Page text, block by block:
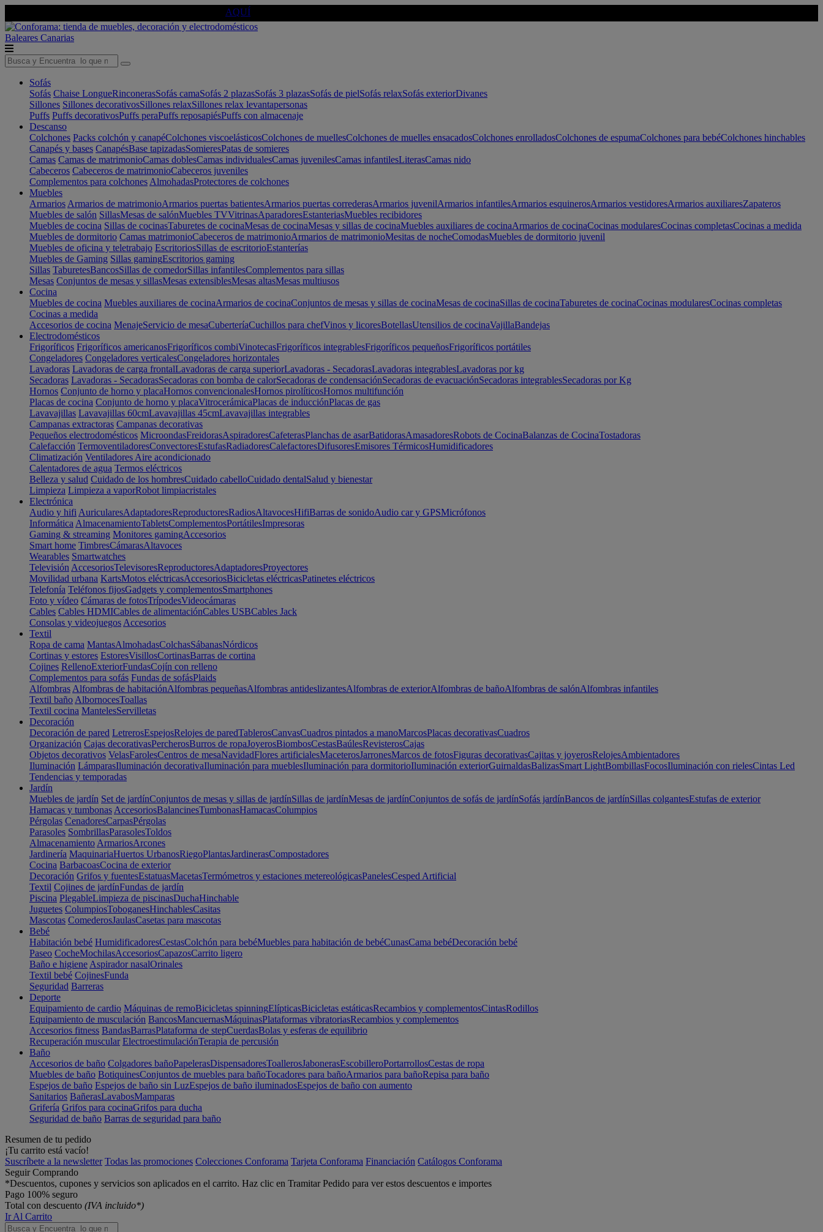
AQUÍ
Baleares Canarias
Sofás
Sofás Chaise LongueRinconerasSofás camaSofás 2 plazasSofás 3 plazasSofás de pielSofás relaxSofás exteriorDivanes
Sillones Sillones decorativosSillones relaxSillones relax levantapersonas
Puffs Puffs decorativosPuffs peraPuffs reposapiésPuffs con almacenaje
Descanso
Colchones Packs colchón y canapéColchones viscoelásticosColchones de muellesColchones de muelles ensacadosColchones enrolladosColchones de espumaColchones para bebéColchones hinchables
Canapés y bases CanapésBase tapizadasSomieresPatas de somieres
Camas Camas de matrimonioCamas doblesCamas individualesCamas juvenilesCamas infantilesLiterasCamas nido
Cabeceros Cabeceros de matrimonioCabeceros juveniles
Complementos para colchones AlmohadasProtectores de colchones
Muebles
Armarios Armarios de matrimonioArmarios puertas batientesArmarios puertas correderasArmarios juvenilArmarios infantilesArmarios esquinerosArmarios vestidoresArmarios auxiliaresZapateros
Muebles de salón SillasMesas de salónMuebles TVVitrinasAparadoresEstanteriasMuebles recibidores
Muebles de cocina Sillas de cocinasTaburetes de cocinaMesas de cocinaMesas y sillas de cocinaMuebles auxiliares de cocinaArmarios de cocinaCocinas modularesCocinas completasCocinas a medida
Muebles de dormitorio Camas matrimonioCabeceros de matrimonioArmarios de matrimonioMesitas de nocheComodasMuebles de dormitorio juvenil
Muebles de oficina y teletrabajo EscritoriosSillas de escritorioEstanterías
Muebles de Gaming Sillas gamingEscritorios gaming
Sillas TaburetesBancosSillas de comedorSillas infantilesComplementos para sillas
Mesas Conjuntos de mesas y sillasMesas extensiblesMesas altasMesas multiusos
Cocina
Muebles de cocina Muebles auxiliares de cocinaArmarios de cocinaConjuntos de mesas y sillas de cocinaMesas de cocinaSillas de cocinaTaburetes de cocinaCocinas modularesCocinas completas
Cocinas a medida
Accesorios de cocina MenajeServicio de mesaCuberteríaCuchillos para chefVinos y licoresBotellasUtensilios de cocinaVajillaBandejas
Electrodomésticos
Frigoríficos Frigoríficos americanosFrigoríficos combiVinotecasFrigoríficos integrablesFrigoríficos pequeñosFrigoríficos portátiles
Congeladores Congeladores verticalesCongeladores horizontales
Lavadoras Lavadoras de carga frontalLavadoras de carga superiorLavadoras - SecadorasLavadoras integrablesLavadoras por kg
Secadoras Lavadoras - SecadorasSecadoras con bomba de calorSecadoras de condensaciónSecadoras de evacuaciónSecadoras integrablesSecadoras por Kg
Hornos Conjunto de horno y placaHornos convencionalesHornos pirolíticosHornos multifunción
Placas de cocina Conjunto de horno y placaVitrocerámicaPlacas de inducciónPlacas de gas
Lavavajillas Lavavajillas 60cmLavavajillas 45cmLavavajillas integrables
Campanas extractoras Campanas decorativas
Pequeños electrodomésticos MicroondasFreidorasAspiradoresCafeterasPlanchas de asarBatidorasAmasadoresRobots de CocinaBalanzas de CocinaTostadoras
Calefacción TermoventiladoresConvectoresEstufasRadiadoresCalefactoresDifusoresEmisores TérmicosHumidificadores
Climatización Ventiladores Aire acondicionado
Calentadores de agua Termos eléctricos
Belleza y salud Cuidado de los hombresCuidado cabelloCuidado dentalSalud y bienestar
Limpieza Limpieza a vaporRobot limpiacristales
Electrónica
Audio y hifi AuricularesAdaptadoresReproductoresRadiosAltavocesHifiBarras de sonidoAudio car y GPSMicrófonos
Informática AlmacenamientoTabletsComplementosPortátilesImpresoras
Gaming & streaming Monitores gamingAccesorios
Smart home TimbresCámarasAltavoces
Wearables Smartwatches
Televisión AccesoriosTelevisoresReproductoresAdaptadoresProyectores
Movilidad urbana KartsMotos eléctricasAccesoriosBicicletas eléctricasPatinetes eléctricos
Telefonía Teléfonos fijosGadgets y complementosSmartphones
Foto y vídeo Cámaras de fotosTrípodesVideocámaras
Cables Cables HDMICables de alimentaciónCables USBCables Jack
Consolas y videojuegos Accesorios
Textil
Ropa de cama MantasAlmohadasColchasSábanasNórdicos
Cortinas y estores EstoresVisillosCortinasBarras de cortina
Cojines RellenoExteriorFundasCojín con relleno
Complementos para sofás Fundas de sofásPlaids
Alfombras Alfombras de habitaciónAlfombras pequeñasAlfombras antideslizantesAlfombras de exteriorAlfombras de bañoAlfombras de salónAlfombras infantiles
Textil baño AlbornocesToallas
Textil cocina MantelesServilletas
Decoración
Decoración de pared LetrerosEspejosRelojes de paredTablerosCanvasCuadros pintados a manoMarcosPlacas decorativasCuadros
Organización Cajas decorativasPercherosBurros de ropaJoyerosBiombosCestasBaúlesRevisterosCajas
Objetos decorativos VelasFarolesCentros de mesaNavidadFlores artificialesMaceterosJarronesMarcos de fotosFiguras decorativasCajitas y joyerosRelojesAmbientadores
Iluminación LámparasIluminación decorativaIluminación para mueblesIluminación para dormitorioIluminación exteriorGuirnaldasBalizasSmart LightBombillasFocosIluminación con rielesCintas Led
Tendencias y temporadas
Jardín
Muebles de jardín Set de jardínConjuntos de mesas y sillas de jardínSillas de jardínMesas de jardínConjuntos de sofás de jardínSofás jardínBancos de jardínSillas colgantesEstufas de exterior
Hamacas y tumbonas AccesoriosBalancinesTumbonasHamacasColumpios
Pérgolas CenadoresCarpasPérgolas
Parasoles SombrillasParasolesToldos
Almacenamiento ArmariosArcones
Jardinería MaquinariaHuertos UrbanosRiegoPlantasJardinerasCompostadores
Cocina BarbacoasCocina de exterior
Decoración Grifos y fuentesEstatuasMacetasTermómetros y estaciones metereológicasPanelesCesped Artificial
Textil Cojines de jardínFundas de jardín
Piscina PlegableLimpieza de piscinasDuchaHinchable
Juguetes ColumpiosToboganesHinchablesCasitas
Mascotas ComederosJaulasCasetas para mascotas
Bebé
Habitación bebé HumidificadoresCestasColchón para bebéMuebles para habitación de bebéCunasCama bebéDecoración bebé
Paseo CocheMochilasAccesoriosCapazosCarrito ligero
Baño e higiene Aspirador nasalOrinales
Textil bebé CojinesFunda
Seguridad Barreras
Deporte
Equipamiento de cardio Máquinas de remoBicicletas spinningElípticasBicicletas estáticasRecambios y complementosCintasRodillos
Equipamiento de musculación BancosMancuernasMáquinasPlataformas vibratoriasRecambios y complementos
Accesorios fitness BandasBarrasPlataforma de stepCuerdasBolas y esferas de equilibrio
Recuperación muscular ElectroestimulaciónTerapia de percusión
Baño
Accesorios de baño Colgadores bañoPapelerasDispensadoresToallerosJabonerasEscobilleroPortarrollosCestas de ropa
Muebles de baño BotiquinesConjuntos de muebles para bañoTocadores para bañoArmarios para bañoRepisa para baño
Espejos de baño Espejos de baño sin LuzEspejos de baño iluminadosEspejos de baño con aumento
Sanitarios BañerasLavabosMamparas
Grifería Grifos para cocinaGrifos para ducha
Seguridad de baño Barras de seguridad para baño
Resumen de tu pedido
¡Tu carrito está vacío!
Suscríbete a la newsletter Todas las promociones Colecciones Conforama Tarjeta Conforama Financiación Catálogos Conforama
Seguir Comprando
*Descuentos, cupones y servicios son aplicados en el carrito. Haz clic en Tramitar Pedido para ver estos descuentos e importes
Pago 100% seguro
Total con descuento (IVA incluido*)
Ir Al Carrito